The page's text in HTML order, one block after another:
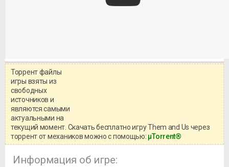
Торрент файлы
игры взяты из
свободных
источников и
являются самыми
актуальными на
текущий момент. Скачать бесплатно игру Them and Us через
торрент от механиков можно с помощью: μTorrent®
Информация об игре: